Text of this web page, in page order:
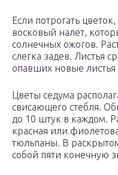
Если потрогать
восковый налет,
солнечных ожогов.
слегка задев. Листья
опавших новые листья
Цветы седума
свисающего стебля.
до 10 штук в каждом.
красная или
тюльпаны. В
собой пяти конечную